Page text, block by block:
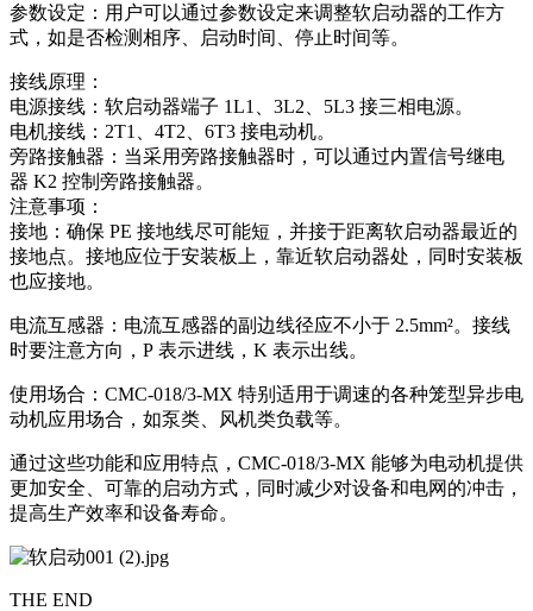
参数设定：用户可以通过参数设定来调整软启动器的工作方
式，如是否检测相序、启动时间、停止时间等。
接线原理：
电源接线：软启动器端子 1L1、3L2、5L3 接三相电源。
电机接线：2T1、4T2、6T3 接电动机。
旁路接触器：当采用旁路接触器时，可以通过内置信号继电
器 K2 控制旁路接触器。
注意事项：
接地：确保 PE 接地线尽可能短，并接于距离软启动器最近的
接地点。接地应位于安装板上，靠近软启动器处，同时安装板
也应接地。
电流互感器：电流互感器的副边线径应不小于 2.5mm²。接线
时要注意方向，P 表示进线，K 表示出线。
使用场合：CMC-018/3-MX 特别适用于调速的各种笼型异步电
动机应用场合，如泵类、风机类负载等。
通过这些功能和应用特点，CMC-018/3-MX 能够为电动机提供
更加安全、可靠的启动方式，同时减少对设备和电网的冲击，
提高生产效率和设备寿命。
THE END